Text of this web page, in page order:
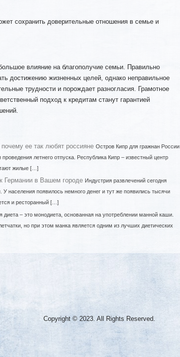
сохранить доверительные отношения в семье и
влияние на благополучие семьи. Правильно
достижению жизненных целей, однако неправильное
трудности и порождает разногласия. Грамотное
подход к кредитам станут гарантией
ее так любят россияне Остров Кипр для гражнан России
проведения летнего отпуска. Республика Кипр – известный центр
жилые […]
Германии в Вашем городе Индустрия развлечений сегодня
У населения появилось немного денег и тут же появились тысячи
и ресторанный […]
диета – это монодиета, основанная на употреблении манной каши.
но при этом манка является одним из лучших диетических
Copyright © 2023. All Rights Reserved.